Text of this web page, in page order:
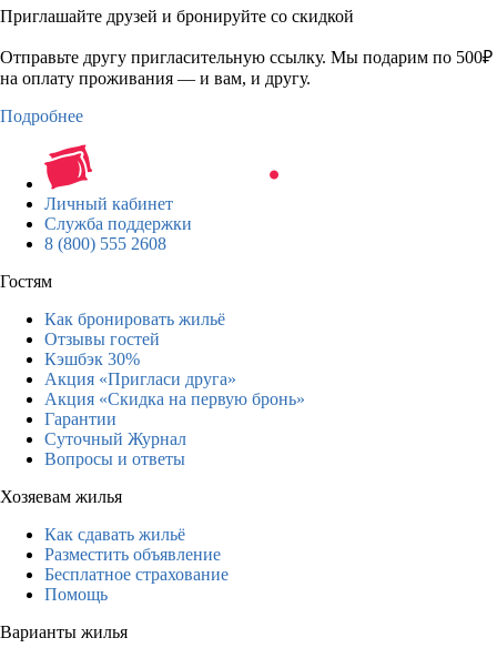
Приглашайте друзей и бронируйте со скидкой
Отправьте другу пригласительную ссылку. Мы подарим по 500₽
на оплату проживания — и вам, и другу.
Подробнее
Личный кабинет
Служба поддержки
8 (800) 555 2608
Гостям
Как бронировать жильё
Отзывы гостей
Кэшбэк 30%
Акция «Пригласи друга»
Акция «Скидка на первую бронь»
Гарантии
Суточный Журнал
Вопросы и ответы
Хозяевам жилья
Как сдавать жильё
Разместить объявление
Бесплатное страхование
Помощь
Варианты жилья